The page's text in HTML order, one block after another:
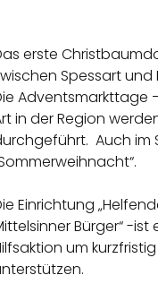
erste
Spessart und
Adventsmarkttage
in der Region
Auch im
Einrichtung
Bürger“ -
um